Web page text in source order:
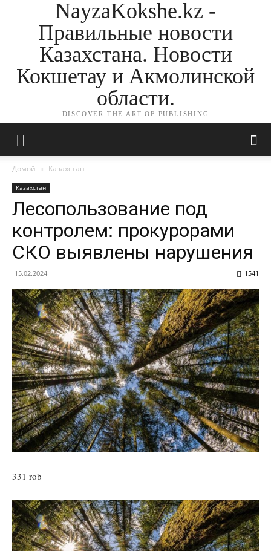
NayzaKokshe.kz -
Правильные новости
Казахстана. Новости
Кокшетау и Акмолинской
области.
DISCOVER THE ART OF PUBLISHING
Домой Казахстан
Казахстан
Лесопользование под
контролем: прокурорами
СКО выявлены нарушения
15.02.2024 1541
331 rob